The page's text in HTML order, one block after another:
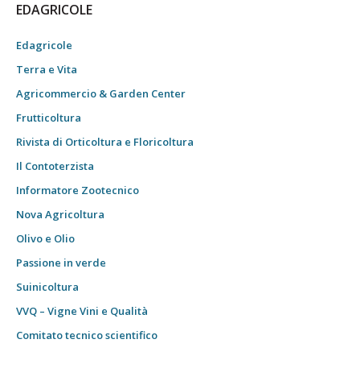
EDAGRICOLE
Edagricole
Terra e Vita
Agricommercio & Garden Center
Frutticoltura
Rivista di Orticoltura e Floricoltura
Il Contoterzista
Informatore Zootecnico
Nova Agricoltura
Olivo e Olio
Passione in verde
Suinicoltura
VVQ – Vigne Vini e Qualità
Comitato tecnico scientifico